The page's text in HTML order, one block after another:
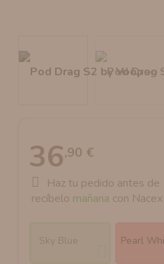
36,90 €
Haz tu pedido antes de
recíbelo mañana con Nacex
Sky Blue Pearl
RESISTENCIAS ARTESANALES
ATOMIZADOR DEAD